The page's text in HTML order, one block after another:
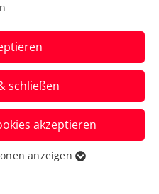
Rot-
Damen
gegen
Kraus gewinnen
schließen
akzeptieren
grundlegende
anzeigen